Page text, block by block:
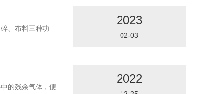
、布料三种功
2023
02-03
的残余气体，便
2022